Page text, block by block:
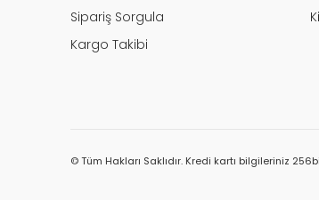
Sipariş Sorgula
Kargo Takibi
© Tüm Hakları Saklıdır. Kredi kartı bilgileriniz